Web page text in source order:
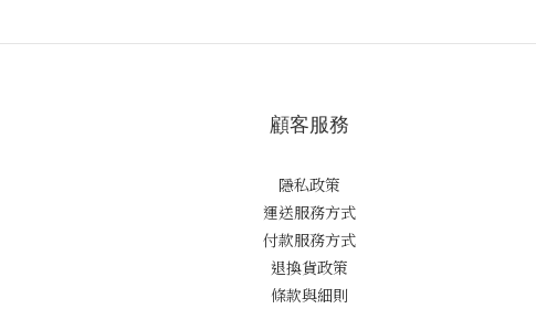
顧客服務
隱私政策
運送服務方式
付款服務方式
退換貨政策
條款與細則